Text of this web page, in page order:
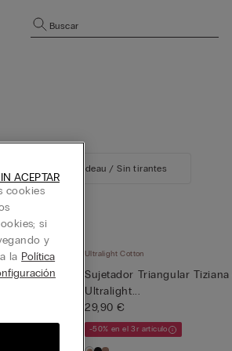
Buscar
Bandeau / Sin tirantes
Ultralight Cotton
Sujetador Triangular
Ultralight...
29,90 €
-50% en el 3r artículo
cookies
si
y
la Política
ACEPTAR